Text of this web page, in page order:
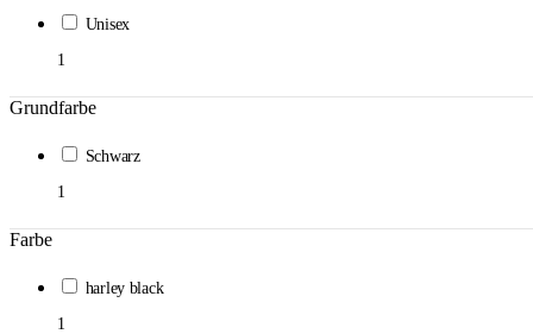
Unisex
1
Grundfarbe
Schwarz
1
Farbe
harley black
1